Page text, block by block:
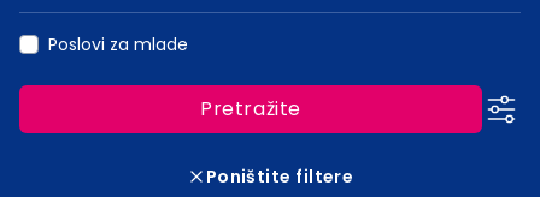
Poslovi za mlade
Pretražite
Poništite filtere